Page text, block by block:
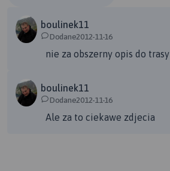
boulinek11
Dodane2012-11-16
nie za obszerny opis do trasy
boulinek11
Dodane2012-11-16
Ale za to ciekawe zdjecia